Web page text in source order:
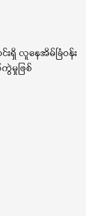
ရှိ လူနေအိမ်ခြံဝန်း
မှုဖြစ်